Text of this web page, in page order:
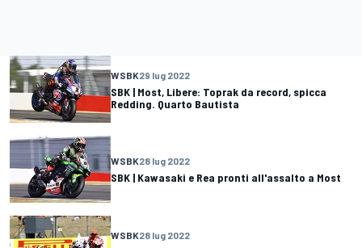
WSBK29 lug 2022
SBK | Most, Libere: Toprak da record, spicca
Redding. Quarto Bautista
WSBK28 lug 2022
SBK | Kawasaki e Rea pronti all'assalto a Most
WSBK28 lug 2022